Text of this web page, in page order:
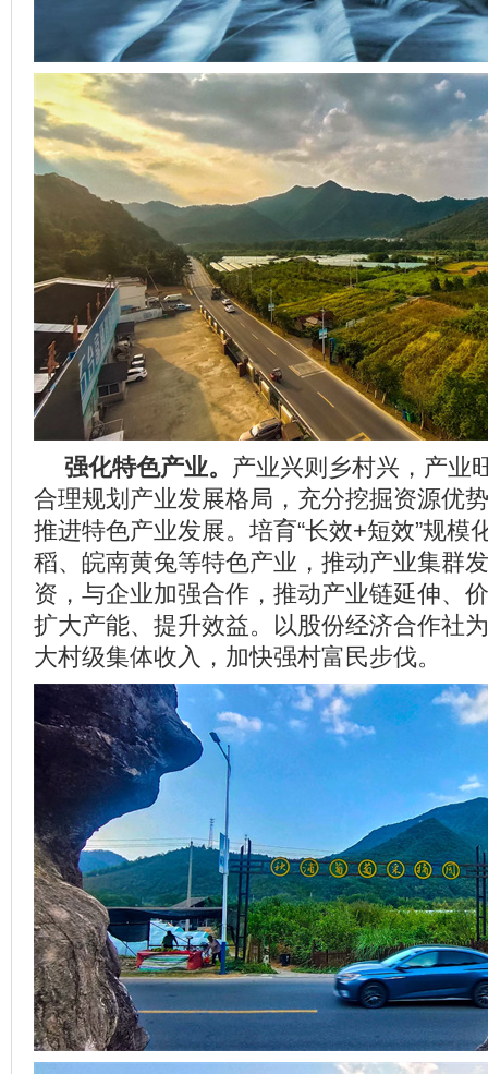
强化特色产业。 产业兴则乡村兴，产业
合理规划产业发展格局，充分挖掘资源优
推进特色产业发展。培育“长效+短效”规模
稻、皖南黄兔等特色产业，推动产业集群
资，与企业加强合作，推动产业链延伸、
扩大产能、提升效益。以股份经济合作社
大村级集体收入，加快强村富民步伐。